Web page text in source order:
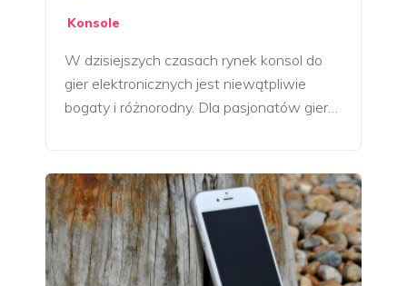
Konsole
W dzisiejszych czasach rynek konsol do
gier elektronicznych jest niewątpliwie
bogaty i różnorodny. Dla pasjonatów gier…